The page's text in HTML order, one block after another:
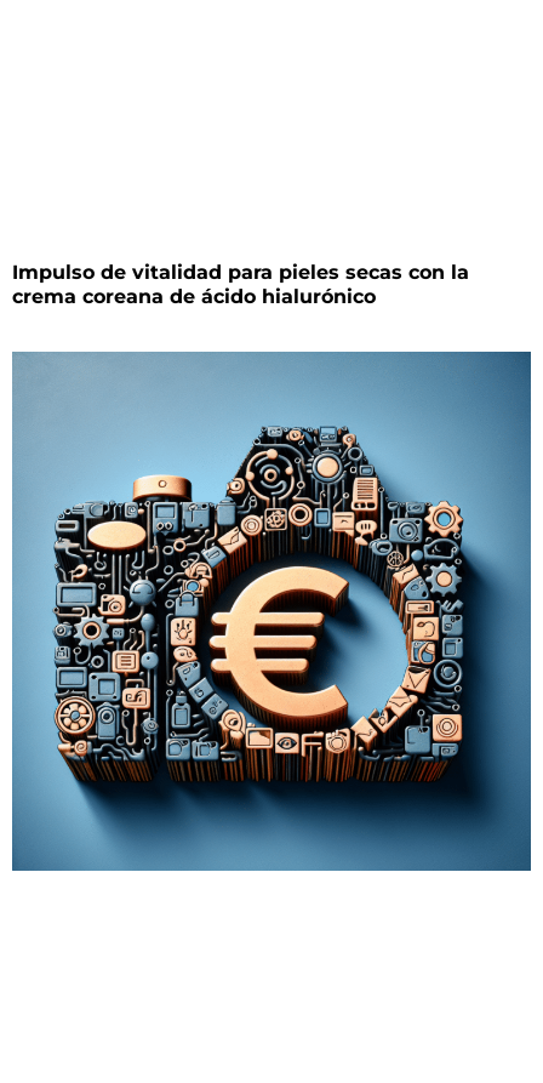
Impulso de vitalidad para pieles secas con la
crema coreana de ácido hialurónico